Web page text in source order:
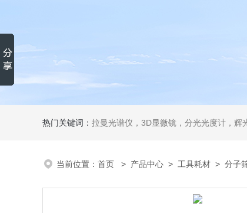
热门关键词： 拉曼光谱仪，3D显微镜，分光光度计，辉
当前位置： 首页 > 产品中心 > 工具耗材 > 分子